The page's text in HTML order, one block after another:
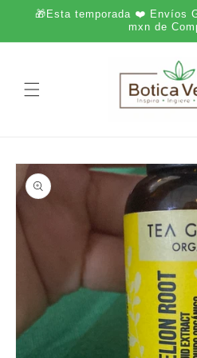
directamente
🎁Esta temporada ❤️ Envíos
mxn de
directamente
a la
información